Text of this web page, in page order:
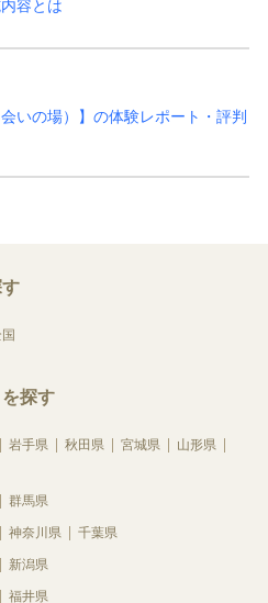
容とは
会いの場）】の体験レポート・評判
探す
岩手県 秋田県 宮城県
山形県
群馬県
神奈川県 千葉県
新潟県
福井県